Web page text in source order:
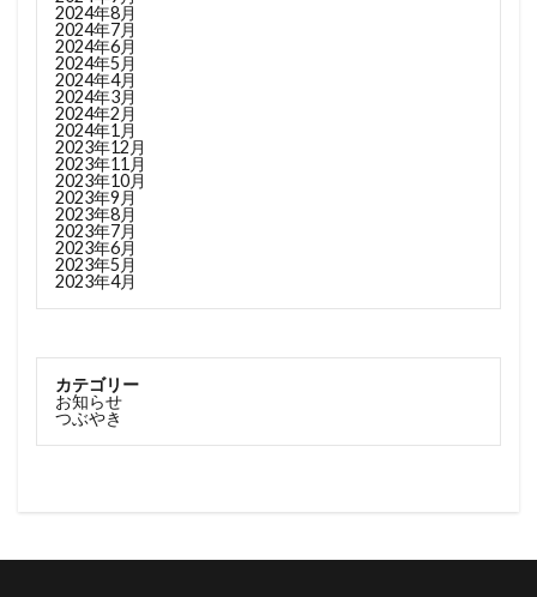
2024年8月
2024年7月
2024年6月
2024年5月
2024年4月
2024年3月
2024年2月
2024年1月
2023年12月
2023年11月
2023年10月
2023年9月
2023年8月
2023年7月
2023年6月
2023年5月
2023年4月
カテゴリー
お知らせ
つぶやき